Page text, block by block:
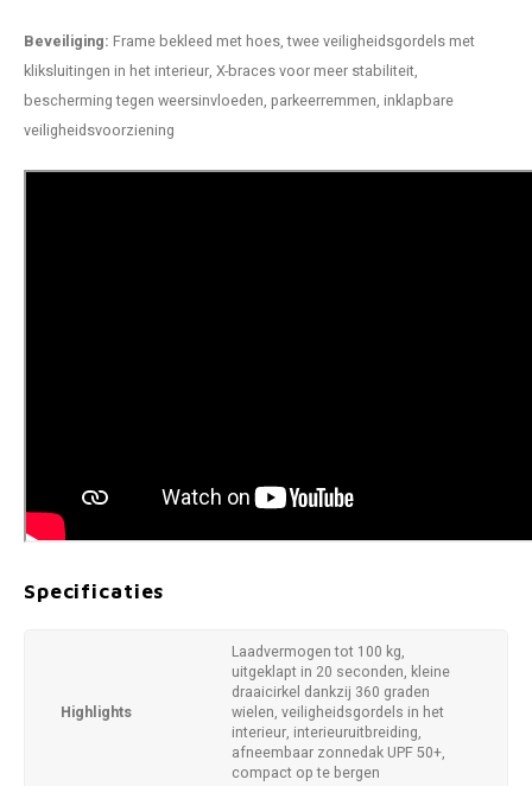
Beveiliging: Frame bekleed met hoes, twee veiligheidsgordels met
kliksluitingen in het interieur, X-braces voor meer stabiliteit,
bescherming tegen weersinvloeden, parkeerremmen, inklapbare
veiligheidsvoorziening
Specificaties
Highlights
Laadvermogen tot 100 kg,
uitgeklapt in 20 seconden, kleine
draaicirkel dankzij 360 graden
wielen, veiligheidsgordels in het
interieur, interieuruitbreiding,
afneembaar zonnedak UPF 50+,
compact op te bergen